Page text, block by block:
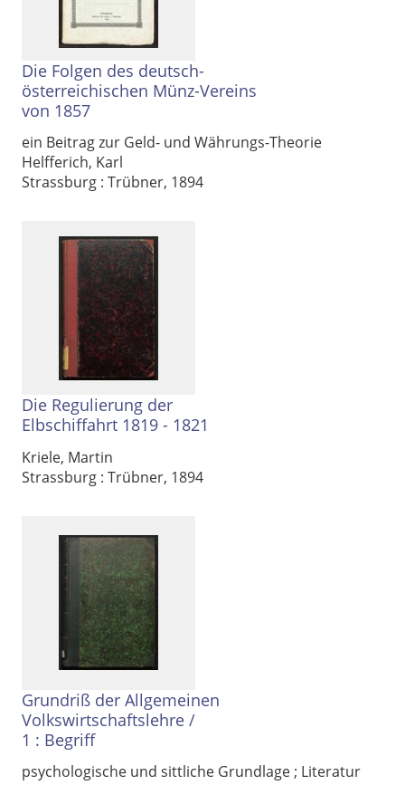
Die Folgen des deutsch-
österreichischen Münz-Vereins
von 1857
ein Beitrag zur Geld- und Währungs-Theorie
Helfferich, Karl
Strassburg : Trübner, 1894
Die Regulierung der
Elbschiffahrt 1819 - 1821
Kriele, Martin
Strassburg : Trübner, 1894
Grundriß der Allgemeinen
Volkswirtschaftslehre /
1 : Begriff
psychologische und sittliche Grundlage ; Literatur